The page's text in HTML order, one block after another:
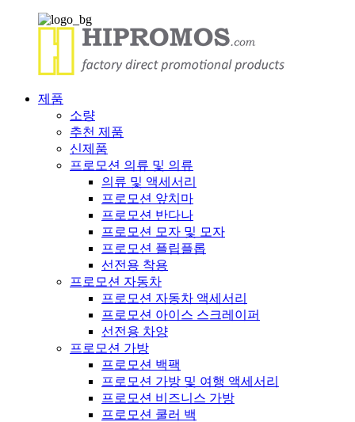
제품
소량
추천 제품
신제품
프로모션 의류 및 의류
의류 및 액세서리
프로모션 앞치마
프로모션 반다나
프로모션 모자 및 모자
프로모션 플립플롭
선전용 착용
프로모션 자동차
프로모션 자동차 액세서리
프로모션 아이스 스크레이퍼
선전용 차양
프로모션 가방
프로모션 백팩
프로모션 가방 및 여행 액세서리
프로모션 비즈니스 가방
프로모션 쿨러 백